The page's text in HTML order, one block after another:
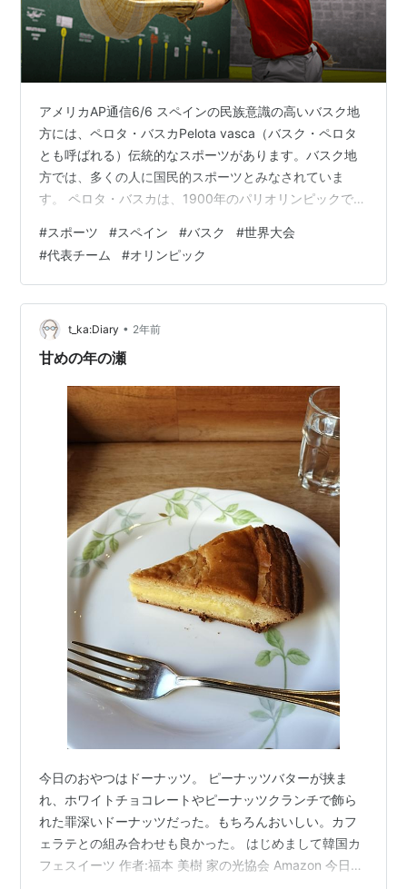
アメリカAP通信6/6 スペインの民族意識の高いバスク地
方には、ペロタ・バスカPelota vasca（バスク・ペロタ
とも呼ばれる）伝統的なスポーツがあります。バスク地
方では、多くの人に国民的スポーツとみなされていま
す。 ペロタ・バスカは、1900年のパリオリンピックで正
れ、最近では1992年のバルセロナオリンピックで公開競
技として採用されました。現在ではアメリカ合衆国では
主にフロリダでハイ・アライjai alaiと呼ばれ、このスポ
ーツは、フランス、アルゼンチン、メキシコ、キューバ
などでも行われています。 今回の混乱は、これまでバス
ク地方のチーム…
#スポーツ #スペイン #バスク #世界大会
#代表チーム #オリンピック
t_ka:Diary • 2年前
甘めの年の瀬
今日のおやつはドーナッツ。 ピーナッツバターが挟ま
れ、ホワイトチョコレートやピーナッツクランチで飾ら
れた罪深いドーナッツだった。もちろんおいしい。カフ
ェラテとの組み合わせも良かった。 はじめまして韓国カ
フェスイーツ 作者:福本 美樹 家の光協会 Amazon 今日の